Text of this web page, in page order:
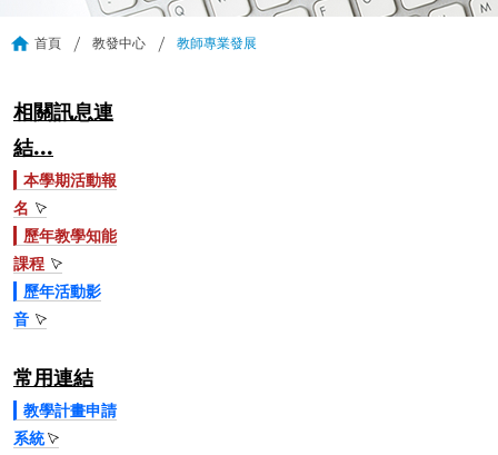
首頁 教發中心 教師專業發展
相關訊息連
結...
本學期活動報
名
歷年教學知能
課程
歷年活動影
音
常用連結
教學計畫申請
系統